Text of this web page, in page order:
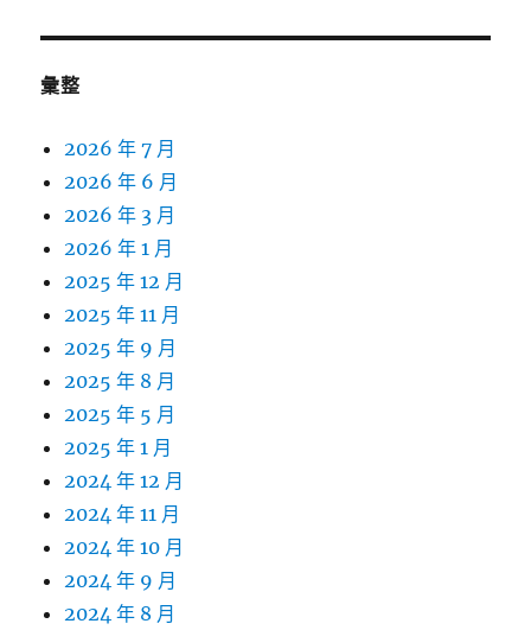
彙整
2026 年 7 月
2026 年 6 月
2026 年 3 月
2026 年 1 月
2025 年 12 月
2025 年 11 月
2025 年 9 月
2025 年 8 月
2025 年 5 月
2025 年 1 月
2024 年 12 月
2024 年 11 月
2024 年 10 月
2024 年 9 月
2024 年 8 月